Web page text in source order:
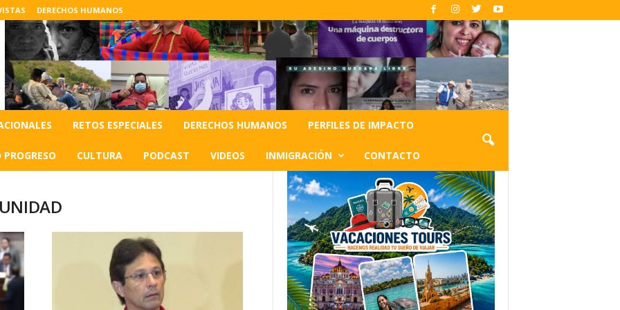
DERECHOS HUMANOS
RETOS ESPECIALES DERECHOS HUMANOS PERFILES DE IMPACTO
PROGRESO CULTURA PODCAST VIDEOS INMIGRACIÓN CONTACTO